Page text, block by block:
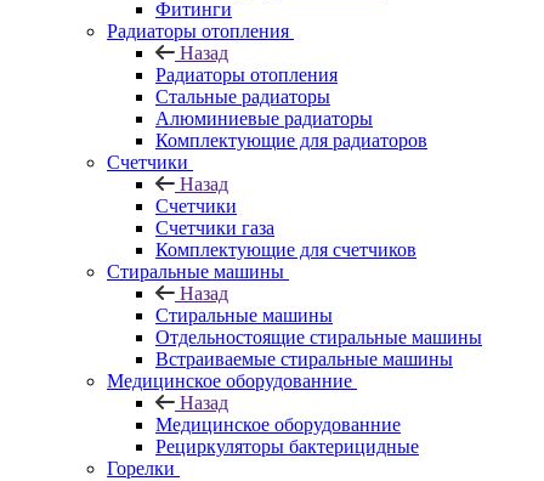
Фитинги
Радиаторы отопления
Назад
Радиаторы отопления
Стальные радиаторы
Алюминиевые радиаторы
Комплектующие для радиаторов
Счетчики
Назад
Счетчики
Счетчики газа
Комплектующие для счетчиков
Стиральные машины
Назад
Стиральные машины
Отдельностоящие стиральные машины
Встраиваемые стиральные машины
Медицинское оборудованние
Назад
Медицинское оборудованние
Рециркуляторы бактерицидные
Горелки